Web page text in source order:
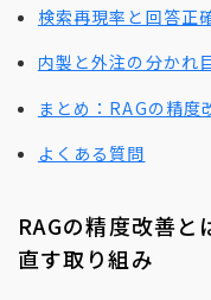
検索再現率と回答正
内製と外注の分か
まとめ：RAGの精度
よくある質問
RAGの精度改善
直す取り組み